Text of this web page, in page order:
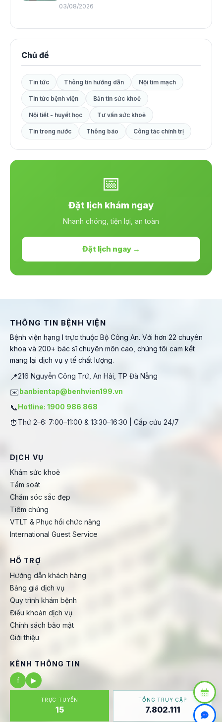
03/08/2026
Chủ đề
Tin tức Thông tin hướng dẫn Nội tim mạch
Tin tức bệnh viện Bản tin sức khoẻ
Nội tiết - huyết học Tư vấn sức khoẻ
Tin trong nước Thông báo Công tác chính trị
📅
Đặt lịch khám ngay
Nhanh chóng, tiện lợi, an toàn
Đặt lịch ngay →
THÔNG TIN BỆNH VIỆN
Bệnh viện hạng I trực thuộc Bộ Công An. Với hơn 22 chuyên
khoa và 200+ bác sĩ chuyên môn cao, chúng tôi cam kết
mang lại dịch vụ y tế chất lượng.
📍216 Nguyễn Công Trứ, An Hải, TP Đà Nẵng
✉️banbientap@benhvien199.vn
📞Hotline: 1900 986 868
⏰ Thứ 2–6: 7:00–11:00 & 13:30–16:30 | Cấp cứu 24/7
DỊCH VỤ
Khám sức khoẻ
Tầm soát
Chăm sóc sắc đẹp
Tiêm chủng
VTLT & Phục hồi chức năng
International Guest Service
HỖ TRỢ
Hướng dẫn khách hàng
Bảng giá dịch vụ
Quy trình khám bệnh
Điều khoản dịch vụ
Chính sách bảo mật
Giới thiệu
KÊNH THÔNG TIN
f
▶
TRỰC TUYẾN
15
TỔNG TRUY CẬP
7.802.111